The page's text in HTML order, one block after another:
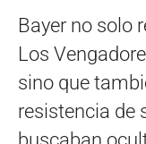
Bayer no solo
Los
sino que
resistencia de